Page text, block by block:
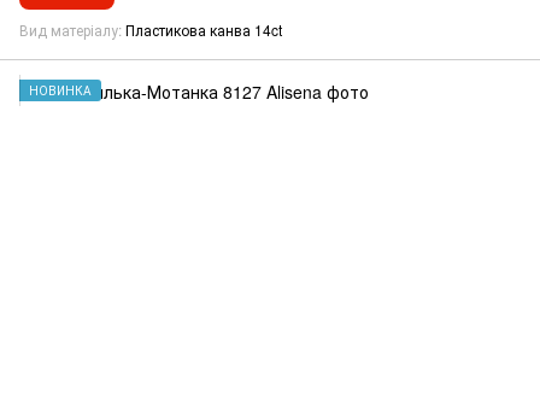
Вид матеріалу Пластикова канва 14ct
НОВИНКА